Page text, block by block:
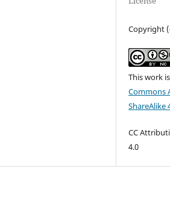
Copyright
This work
Commons
ShareAlike
CC
4.0